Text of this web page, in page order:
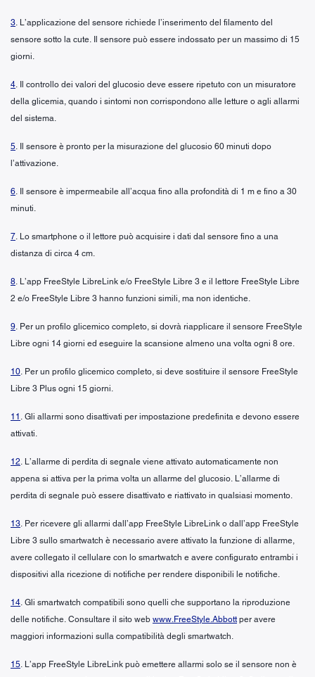
3. L’applicazione del sensore richiede l’inserimento del filamento del
sensore sotto la cute. Il sensore può essere indossato per un massimo di 15
giorni.
4. Il controllo dei valori del glucosio deve essere ripetuto con un misuratore
della glicemia, quando i sintomi non corrispondono alle letture o agli allarmi
del sistema.
5. Il sensore è pronto per la misurazione del glucosio 60 minuti dopo
l’attivazione.
6. Il sensore è impermeabile all’acqua fino alla profondità di 1 m e fino a 30
minuti.
7. Lo smartphone o il lettore può acquisire i dati dal sensore fino a una
distanza di circa 4 cm.
8. L’app FreeStyle LibreLink e/o FreeStyle Libre 3 e il lettore FreeStyle Libre
2 e/o FreeStyle Libre 3 hanno funzioni simili, ma non identiche.
9. Per un profilo glicemico completo, si dovrà riapplicare il sensore FreeStyle
Libre ogni 14 giorni ed eseguire la scansione almeno una volta ogni 8 ore.
10. Per un profilo glicemico completo, si deve sostituire il sensore FreeStyle
Libre 3 Plus ogni 15 giorni.
11 . Gli allarmi sono disattivati per impostazione predefinita e devono essere
attivati.
12. L’allarme di perdita di segnale viene attivato automaticamente non
appena si attiva per la prima volta un allarme del glucosio. L’allarme di
perdita di segnale può essere disattivato e riattivato in qualsiasi momento.
13. Per ricevere gli allarmi dall’app FreeStyle LibreLink o dall’app FreeStyle
Libre 3 sullo smartwatch è necessario avere attivato la funzione di allarme,
avere collegato il cellulare con lo smartwatch e avere configurato entrambi i
dispositivi alla ricezione di notifiche per rendere disponibili le notifiche.
14. Gli smartwatch compatibili sono quelli che supportano la riproduzione
delle notifiche. Consultare il sito web www.FreeStyle.Abbott per avere
maggiori informazioni sulla compatibilità degli smartwatch.
15. L’app FreeStyle LibreLink può emettere allarmi solo se il sensore non è